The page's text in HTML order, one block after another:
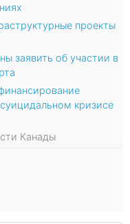
проекты
заявить об участии в
кризисе
Канады